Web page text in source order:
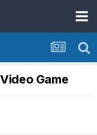
Game